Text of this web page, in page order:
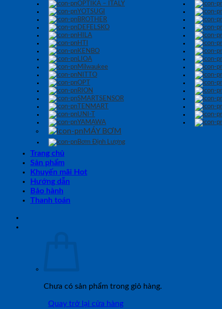
OPTIKA – ITALY
YOTSUGI
BROTHER
DEFELSKO
HILA
HTI
KENBO
LIOA
Milwaukee
NITTO
OPT
RION
SMARTSENSOR
TENMART
UNI-T
YAMAWA
MÁY BƠM
Bơm Định Lượng
Trang chủ
Sản phẩm
Khuyến mãi Hot
Hướng dẫn
Bảo hành
Thanh toán
Chưa có sản phẩm trong giỏ hàng.
Quay trở lại cửa hàng